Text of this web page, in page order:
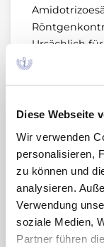
Diese Webseite
Wir verwenden
personalisieren,
zu können und
analysieren.
Verwendung
soziale Medien,
Partner führen
Ursächlich
Laufzeit
haften
Entnahme
(Porengröße
Acryl-
wurde der
Braun)